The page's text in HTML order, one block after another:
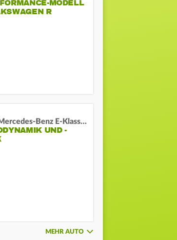
MODELL
R
Das neue Mercedes-Benz E-Klasse T-Modell
UND -
MEHR AUTO